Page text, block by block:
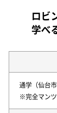
ロビ
学べ
通学（仙台
※完全マン